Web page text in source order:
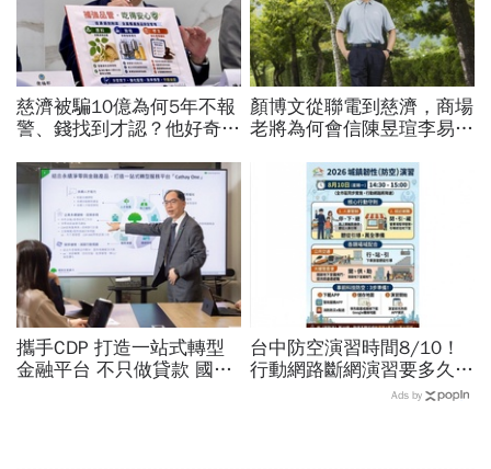
慈濟被騙10億為何5年不報
警、錢找到才認？他好奇：
「擋疫苗」黑鍋只求1件事
顏博文從聯電到慈濟，商場
老將為何會信陳昱瑄李易
聲：將捍衛信眾捐款、蔡英
文也說話
攜手CDP 打造一站式轉型
金融平台 不只做貸款 國泰
台中防空演習時間8/10！
行動網路斷網演習要多久、
還能用行動支付？城鎮韌性
Ads by